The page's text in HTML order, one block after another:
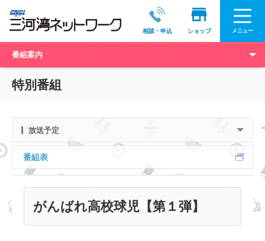
相談・申込 ショップ メニュー
番組案内
特別番組
放送予定
番組表
がんばれ高校球児【第１弾】